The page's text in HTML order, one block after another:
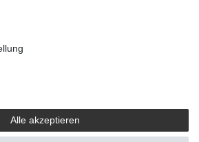
| © Flowerbox Deutschland GmbH
Alle akzeptieren